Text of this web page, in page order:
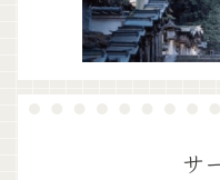
サ